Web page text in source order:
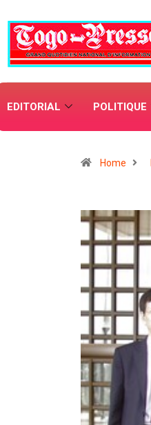
EDITORIAL POLITIQUE
Home